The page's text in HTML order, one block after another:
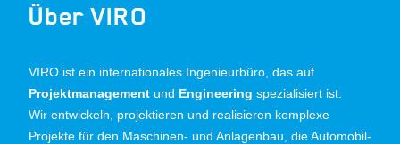
Über VIRO
VIRO ist ein internationales Ingenieurbüro, das auf
Projektmanagement und Engineering spezialisiert ist.
Wir entwickeln, projektieren und realisieren komplexe
Projekte für den Maschinen- und Anlagenbau, die Automobil-